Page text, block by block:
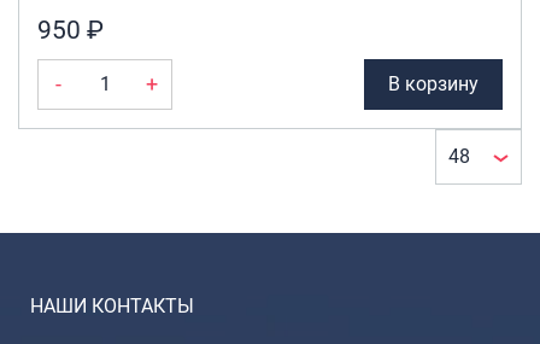
ЧЕХЛЫ ДЛЯ ЧЕМОДАНОВ
Мешки для обуви
950 ₽
- + В корзину
НАШИ КОНТАКТЫ